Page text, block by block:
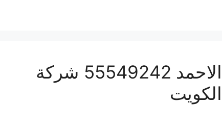
تنظيف موكيت صباح الاحمد 55549242 شركة